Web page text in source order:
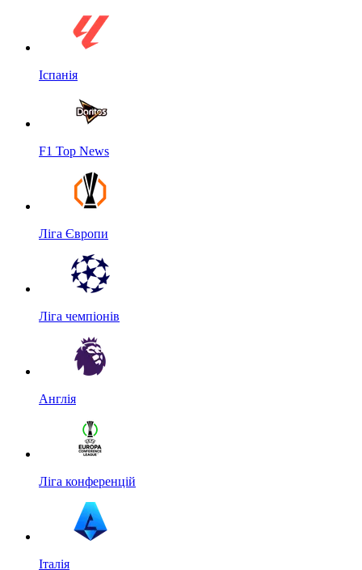
Іспанія
F1 Top News
Ліга Європи
Ліга чемпіонів
Англія
Ліга конференцій
Італія